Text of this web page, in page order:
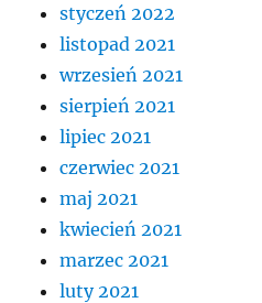
styczeń 2022
listopad 2021
wrzesień 2021
sierpień 2021
lipiec 2021
czerwiec 2021
maj 2021
kwiecień 2021
marzec 2021
luty 2021